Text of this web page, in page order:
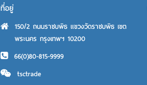
ที่อยู่
150/2 ถนนราชบพิธ แขวงวัดราชบพิธ เขต
พระนคร กรุงเทพฯ 10200
66(0)80-815-9999
tsctrade